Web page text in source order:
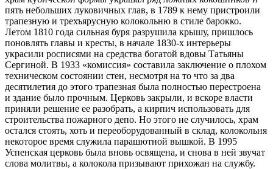
пять небольших луковичных глав, в 1789 к нему пристроили
трапезную и трехъярусную колокольню в стиле барокко.
Летом 1810 года сильная буря разрушила крышу, пришлось
поновлять главы и кресты, в начале 1830-х интерьеры
украсили росписями на средства богатой вдовы Татьяны
Сергиной. В 1933 «комиссия» составила заключение о плохом
техническом состоянии стен, несмотря на то что за два
десятилетия до этого трапезная была полностью перестроена
и здание было прочным. Церковь закрыли, и вскоре власти
приняли решение ее разобрать, а кирпич использовать для
строительства пожарного депо. Но этого не случилось, храм
остался стоять, хоть и переоборудованный в склад, колокольня
некоторое время служила парашютной вышкой. В 1995
Успенская церковь была вновь освящена, и снова в ней звучат
слова молитвы, а колокола призывают прихожан на службу.